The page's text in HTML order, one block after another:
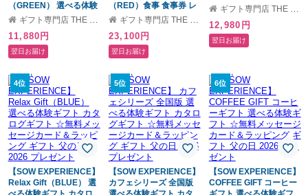
（GREEN） 選べる体験
ギフト カタログギフト
＆ラッピング ギフト 父
の日 2026 プレゼント
ギフト専門店 THE WOW
11,880円
翌日お届け
（RED）食事 食事券 レ
ストランチケット 会食
ッセージカード＆ラッピ
ング ギフト 父の日 2026
プレゼント
ギフト専門店 THE WOW
23,100円
翌日お届け
カタログギフト ☆無料
ピング ギフト 父の日
2026 プレゼント
ギフト専門店 THE WOW
12,980円
翌日お届け
4位
【SOW EXPERIENCE】
Relax Gift（BLUE） 選
5位
【SOW EXPERIENCE】
カフェシリーズ 全国版
6位
【SOW EXPERIENCE】
COFFEE GIFT コーヒー